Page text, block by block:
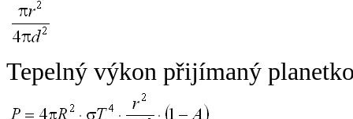
Tepelný výkon přijímaný